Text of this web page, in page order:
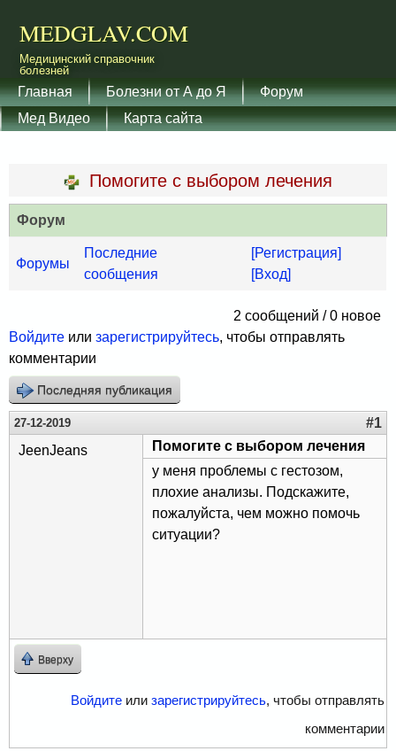
содержанию
MEDGLAV.COM
Медицинский справочник
болезней
Главное меню
Главная Болезни от А до Я
Форум
Мед Видео
Карта сайта
Помогите с выбором лечения
Форум
Форумы
Последние
сообщения
[Регистрация]
[Вход]
2 сообщений / 0 новое
Войдите или зарегистрируйтесь, чтобы отправлять
комментарии
Последняя публикация
27-12-2019
#1
JeenJeans
Помогите с выбором лечения
у меня проблемы с гестозом,
плохие анализы. Подскажите,
пожалуйста, чем можно помочь
ситуации?
Вверху
Войдите или зарегистрируйтесь, чтобы отправлять
комментарии